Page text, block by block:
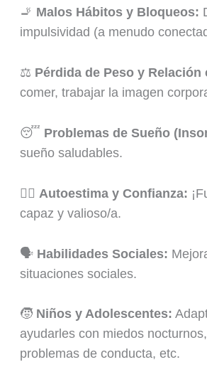
🚬 Malos Hábitos y Bloqueos:
impulsividad (a menudo
⚖️ Pérdida de Peso y Relación
comer, trabajar la imagen
😴 Problemas de Sueño
sueño saludables.
🧍‍♀️ Autoestima y Confianza:
capaz y valioso/a.
🗣️ Habilidades Sociales:
situaciones sociales.
🧒 Niños y Adolescentes:
ayudarles con miedos
problemas de conducta, etc.